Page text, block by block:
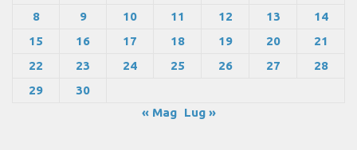
8
9 10 11 12 13
14
15
16 17 18 19 20
21
22
23 24 25 26 27
28
29
30
« Mag
Lug »